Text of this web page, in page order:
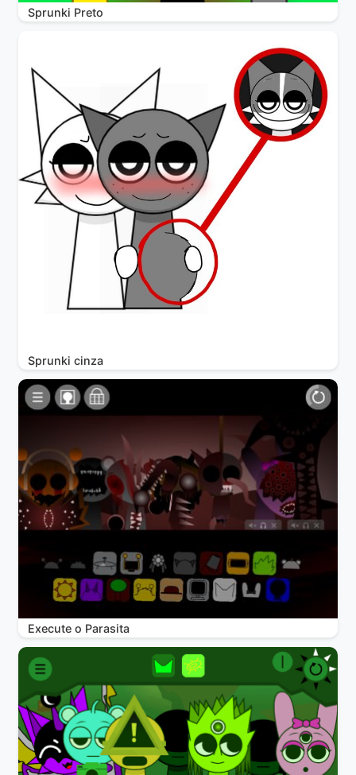
Sprunki Preto
Sprunki cinza
Execute o Parasita